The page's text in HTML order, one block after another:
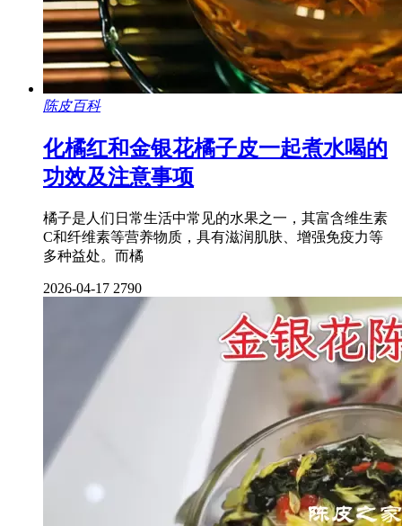
陈皮百科
化橘红和金银花橘子皮一起煮水喝的
功效及注意事项
橘子是人们日常生活中常见的水果之一，其富含维生素
C和纤维素等营养物质，具有滋润肌肤、增强免疫力等
多种益处。而橘
2026-04-17 2790